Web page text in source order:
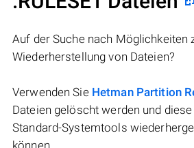
Auf der Suche nach Möglichkeiten
Wiederherstellung von Dateien?
Verwenden Sie Hetman Partition
Dateien gelöscht werden und
Standard-Systemtools